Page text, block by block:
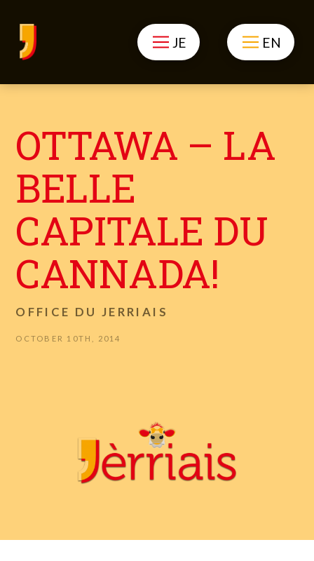
JE EN
OTTAWA – LA
BELLE
CAPITALE DU
CANNADA!
OFFICE DU JERRIAIS
OCTOBER 10TH, 2014